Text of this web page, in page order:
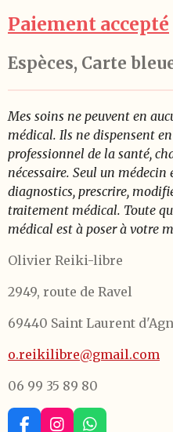
Paiement accepté
Espèces, Carte
Mes soins ne peuvent en
médical. Ils ne dispensent
professionnel de la santé,
nécessaire. Seul un
diagnostics, prescrire,
traitement médical. Toute
médical est à poser à votre
Olivier Reiki-libre
2949, route de Ravel
69440 Saint Laurent
o.reikilibre@gmail.com
06 99 35 89 80